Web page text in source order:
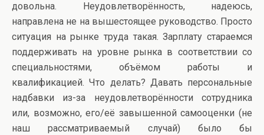
довольна. Неудовлетворённость, надеюсь,
направлена не на вышестоящее руководство. Просто
ситуация на рынке труда такая. Зарплату стараемся
поддерживать на уровне рынка в соответствии со
специальностями, объёмом работы и
квалификацией. Что делать? Давать персональные
надбавки из-за неудовлетворённости сотрудника
или, возможно, его/её завышенной самооценки (не
наш рассматриваемый случай) было бы